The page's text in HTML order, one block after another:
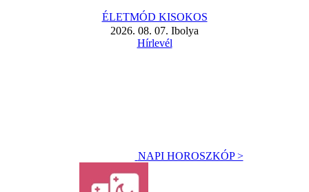
ÉLETMÓD KISOKOS
2026. 08. 07. Ibolya
Hírlevél
NAPI HOROSZKÓP >